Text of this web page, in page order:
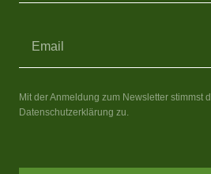
Mit der Anmeldung zum Newsletter stimmst
Datenschutzerklärung zu.